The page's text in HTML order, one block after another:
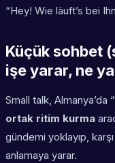
“Hey! Wie läuft’s bei
Küçük sohbet
işe yarar, ne
Small talk,
ortak ritim kurma
gündemi yoklayıp,
anlamaya yarar.